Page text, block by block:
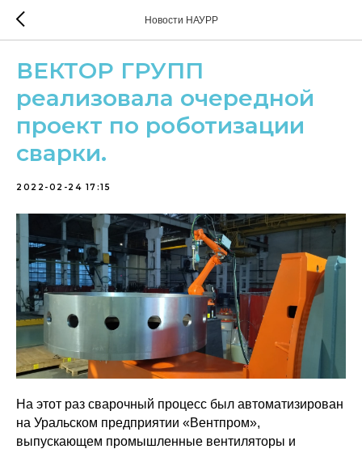
Новости НАУРР
ВЕКТОР ГРУПП
реализовала очередной
проект по роботизации
сварки.
2022-02-24 17:15
На этот раз сварочный процесс был автоматизирован
на Уральском предприятии «Вентпром»,
выпускающем промышленные вентиляторы и